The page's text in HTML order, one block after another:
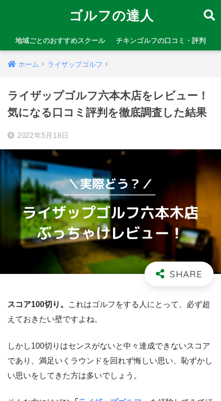
ゴルフの達人
地域ごとのおすすめスクール チキンゴルフの口コミ・評判
ホーム ライザップゴルフ
ライザップゴルフ六本木店をレビュー！
気になる口コミ評判を徹底調査した結果
2022年5月18日
スコア100切り。
これはゴルフをする人にとって、必ず超
えておきたい壁ですよね。
しかし100切りはセンスがないと中々達成できないスコア
であり、満足いくラウンドを回れず悔しい思い、恥ずかし
い思いをしてきた方は多いでしょう。